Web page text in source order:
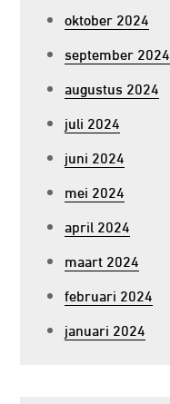
oktober 2024
september 2024
augustus 2024
juli 2024
juni 2024
mei 2024
april 2024
maart 2024
februari 2024
januari 2024